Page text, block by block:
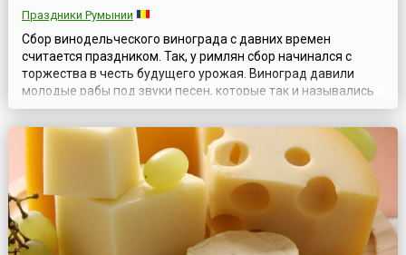
Праздники Румынии
Сбор винодельческого винограда с давних времен
считается праздником. Так, у римлян сбор начинался с
торжества в честь будущего урожая. Виноград давили
молодые рабы под звуки песен, которые так и назывались
«песни пресса» или «песни вина». В античности во время
уборки урожая винограда никто не смел наказать раба,
который мог выругать хозяина и выпить любое количество
вина (или в обратном поря...